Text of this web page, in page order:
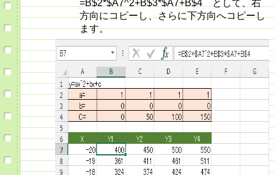
=B$2*$A7^2+B$3*$A7+B$4 として、右
方向にコピーし、さらに下方向へコピーし
ます。